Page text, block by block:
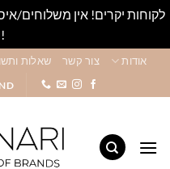
!
content
אודות צור קשר שאלות